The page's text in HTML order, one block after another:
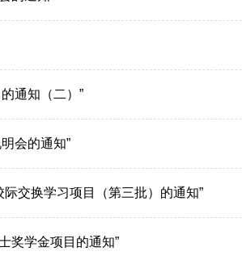
通知（二）”
会的通知”
交换学习项目（第三批）的通知”
奖学金项目的通知”